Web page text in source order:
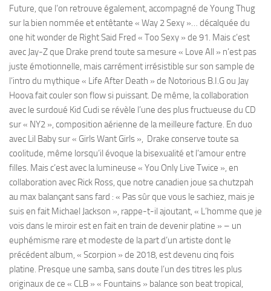
Future, que l’on retrouve également, accompagné de Young Thug
sur la bien nommée et entêtante « Way 2 Sexy »… décalquée du
one hit wonder de Right Said Fred « Too Sexy » de 91. Mais c’est
avec Jay-Z que Drake prend toute sa mesure « Love All » n’est pas
juste émotionnelle, mais carrément irrésistible sur son sample de
l’intro du mythique « Life After Death » de Notorious B.I.G ou Jay
Hoova fait couler son flow si puissant. De même, la collaboration
avec le surdoué Kid Cudi se révèle l’une des plus fructueuse du CD
sur « NY2 », composition aérienne de la meilleure facture. En duo
avec Lil Baby sur « Girls Want Girls », Drake conserve toute sa
coolitude, même lorsqu’il évoque la bisexualité et l’amour entre
filles. Mais c’est avec la lumineuse « You Only Live Twice », en
collaboration avec Rick Ross, que notre canadien joue sa chutzpah
au max balançant sans fard : « Pas sûr que vous le sachiez, mais je
suis en fait Michael Jackson », rappe-t-il ajoutant, « L’homme que je
vois dans le miroir est en fait en train de devenir platine » – un
euphémisme rare et modeste de la part d’un artiste dont le
précédent album, « Scorpion » de 2018, est devenu cinq fois
platine. Presque une samba, sans doute l’un des titres les plus
originaux de ce « CLB » « Fountains » balance son beat tropical,